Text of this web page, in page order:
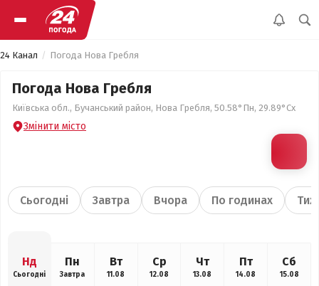
24 Канал Погода Нова Гребля
Погода Нова Гребля
Київська обл., Бучанський район, Нова Гребля, 50.58°Пн, 29.89°Сх
Змінити місто
Сьогодні Завтра Вчора По годинах
Нд
Сьогодні
Пн
Завтра
Вт
11.08
Ср
12.08
Чт
13.08
Пт
14.08
Сб
15.08